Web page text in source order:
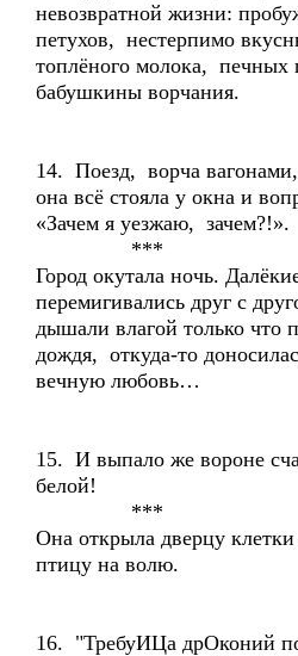
невозвратной жизни:
петухов, нестерпимо
топлёного молока,
бабушкины ворчания.
14. Поезд, ворча
она всё стояла у окна и
«Зачем я уезжаю, зачем?!».
***
Город окутала ночь.
перемигивались друг с
дышали влагой только что
дождя, откуда-то
вечную любовь…
15. И выпало же вороне
белой!
***
Она открыла дверцу
птицу на волю.
16. "ТребуИЦа дрОконий